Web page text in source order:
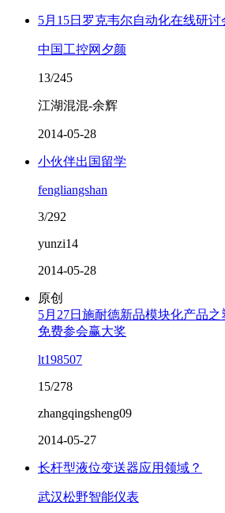
5月15日罗克韦尔自动化在线研
中国工控网夕颜
13/245
江湖混混-余辉
2014-05-28
小伙伴出国留学
fengliangshan
3/292
yunzi14
2014-05-28
原创
5月27日施耐德新品模块化产品之
免费参会赢大奖
lt198507
15/278
zhangqingsheng09
2014-05-27
长杆型液位变送器应用领域？
武汉松野智能仪表